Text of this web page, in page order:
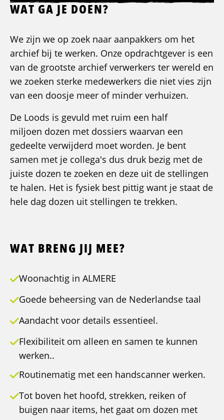
WAT GA JE DOEN?
We zijn we op zoek naar aanpakkers om het
archief bij te werken. Onze opdrachtgever is een
van de grootste archief verwerkers ter wereld en
we zoeken sterke medewerkers die niet vies zijn
van een doosje meer of minder verhuizen.
De Loods is gevuld met ruim een half
miljoen dozen met dossiers waarvan een
gedeelte verwijderd moet worden. Je bent
samen met je collega's dus druk bezig met de
juiste dozen te zoeken en deze uit de stellingen
te halen. Het is fysiek best pittig want je staat de
hele dag dozen uit stellingen te trekken.
WAT BRENG JIJ MEE?
Woonachtig in ALMERE
Goede beheersing van de Nederlandse taal
Aandacht voor details essentieel.
Flexibiliteit om alleen en samen te kunnen
werken..
Routinematig met een handscanner werken.
Tot boven het hoofd, strekken, reiken of
buigen naar items, het gaat om dozen met